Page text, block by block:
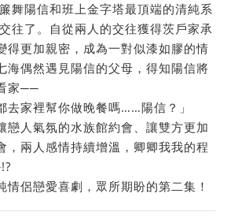
舞陽信和班上金字塔最頂端的清純系
往了。自從兩人的交往獲得茨戶家承
得更加親密，成為一對似漆如膠的情
海偶然遇見陽信的父母，得知陽信將
家──
去家裡幫你做晚餐嗎……陽信？」
戀人氣氛的水族館約會、讓雙方更加
，兩人感情持續增溫，卿卿我我的程
情侶戀愛喜劇，眾所期盼的第二集！